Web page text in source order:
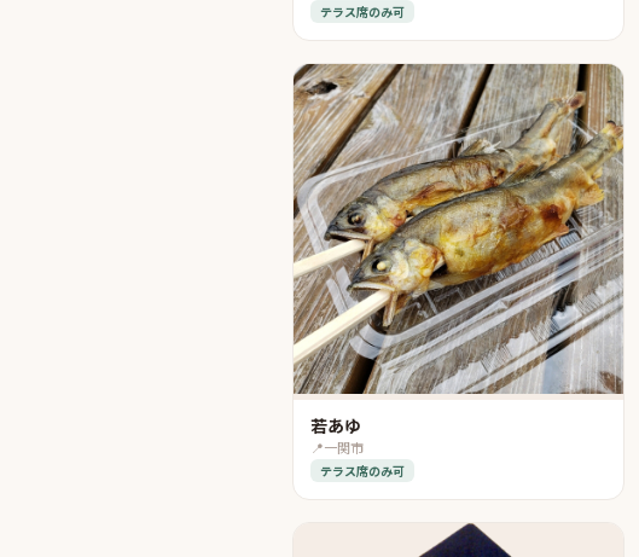
テラス席のみ可
若あゆ
📍一関市
テラス席のみ可